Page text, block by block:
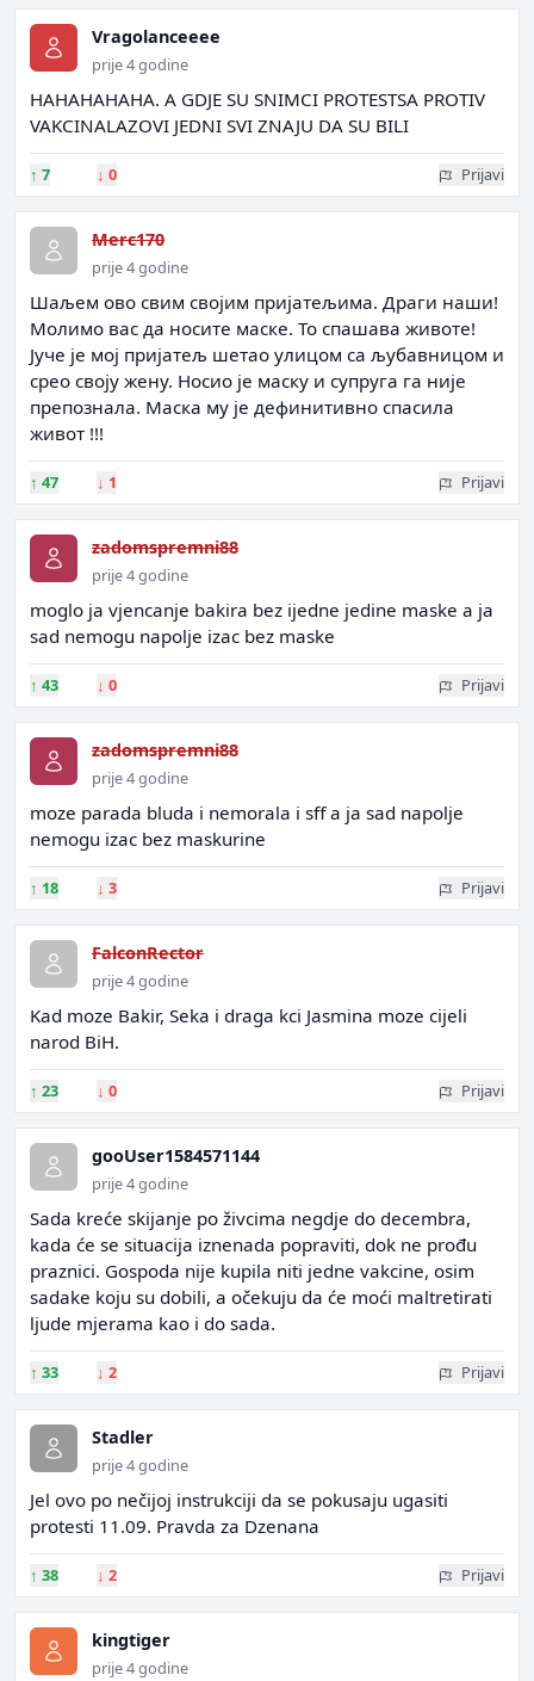
Vragolanceeee
prije 4 godine
HAHAHAHAHA. A GDJE SU SNIMCI PROTESTSA PROTIV
VAKCINALAZOVI JEDNI SVI ZNAJU DA SU BILI
↑ 7 ↓ 0 Prijavi
Merc170
prije 4 godine
Шаљем ово свим својим пријатељима. Драги наши!
Молимо вас да носите маске. То спашава животе!
Јуче је мој пријатељ шетао улицом са љубавницом и
срео своју жену. Носио је маску и супруга га није
препознала. Маска му је дефинитивно спасила
живот !!!
↑ 47 ↓ 1 Prijavi
zadomspremni88
prije 4 godine
moglo ja vjencanje bakira bez ijedne jedine maske a ja
sad nemogu napolje izac bez maske
↑ 43 ↓ 0 Prijavi
zadomspremni88
prije 4 godine
moze parada bluda i nemorala i sff a ja sad napolje
nemogu izac bez maskurine
↑ 18 ↓ 3 Prijavi
FalconRector
prije 4 godine
Kad moze Bakir, Seka i draga kci Jasmina moze cijeli
narod BiH.
↑ 23 ↓ 0 Prijavi
gooUser1584571144
prije 4 godine
Sada kreće skijanje po živcima negdje do decembra,
kada će se situacija iznenada popraviti, dok ne prođu
praznici. Gospoda nije kupila niti jedne vakcine, osim
sadake koju su dobili, a očekuju da će moći maltretirati
ljude mjerama kao i do sada.
↑ 33 ↓ 2 Prijavi
Stadler
prije 4 godine
Jel ovo po nečijoj instrukciji da se pokusaju ugasiti
protesti 11.09. Pravda za Dzenana
↑ 38 ↓ 2 Prijavi
kingtiger
prije 4 godine